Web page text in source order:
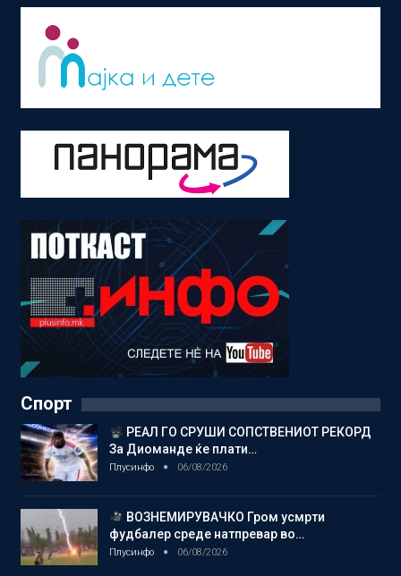
Спорт
РЕАЛ ГО СРУШИ СОПСТВЕНИОТ РЕКОРД
За Диоманде ќе плати…
Плусинфо 06/08/2026
ВОЗНЕМИРУВАЧКО Гром усмрти
фудбалер среде натпревар во…
Плусинфо 06/08/2026